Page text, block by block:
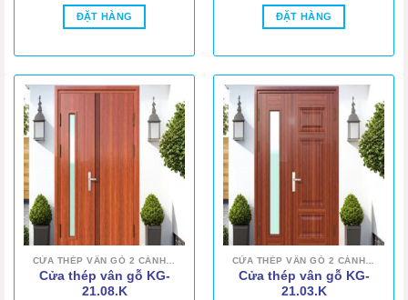
ĐẶT HÀNG ĐẶT HÀNG
Cửa thép vân gỗ KG-
21.08.K
Cửa thép vân gỗ KG-
21.03.K